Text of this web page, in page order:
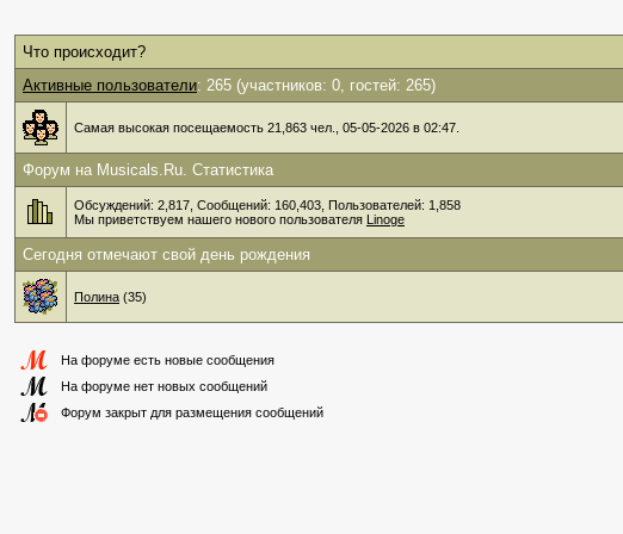
Что происходит?
Активные пользователи: 265 (участников: 0, гостей: 265)
Самая высокая посещаемость 21,863 чел., 05-05-2026 в 02:47.
Форум на Musicals.Ru. Статистика
Обсуждений: 2,817, Сообщений: 160,403, Пользователей: 1,858
Мы приветствуем нашего нового пользователя Linoge
Сегодня отмечают свой день рождения
Полина ‎(35)
На форуме есть новые сообщения
На форуме нет новых сообщений
Форум закрыт для размещения сообщений